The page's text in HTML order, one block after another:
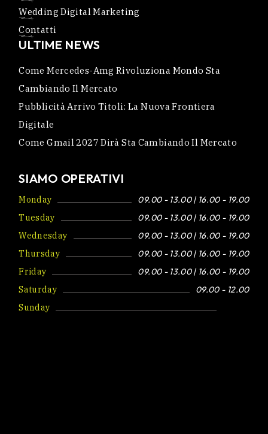
Wedding Digital Marketing
Contatti
ULTIME NEWS
Come Mercedes-Amg Rivoluziona Mondo Sta
Cambiando Il Mercato
Pubblicità Arrivo Titoli: La Nuova Frontiera
Digitale
Come Gmail 2027 Dirà Sta Cambiando Il Mercato
SIAMO OPERATIVI
Monday
09.00 - 13.00 | 16.00 - 19.00
Tuesday
09.00 - 13.00 | 16.00 - 19.00
Wednesday
09.00 - 13.00 | 16.00 - 19.00
Thursday
09.00 - 13.00 | 16.00 - 19.00
Friday
09.00 - 13.00 | 16.00 - 19.00
Saturday
09.00 - 12.00
Sunday